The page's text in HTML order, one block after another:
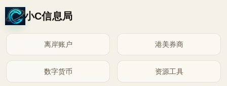
小C信息局
离岸账户 港美券商
数字货币 资源工具